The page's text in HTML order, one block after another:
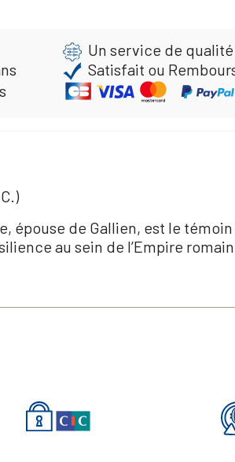
Un service de
Satisfait ou
épouse de Gallien, est le
au sein de l’Empire